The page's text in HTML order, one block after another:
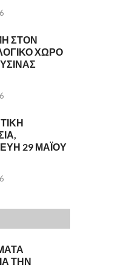
ΣΤΟΝ
ΧΩΡΟ
29 ΜΑΪΟΥ
ΤΗΝ